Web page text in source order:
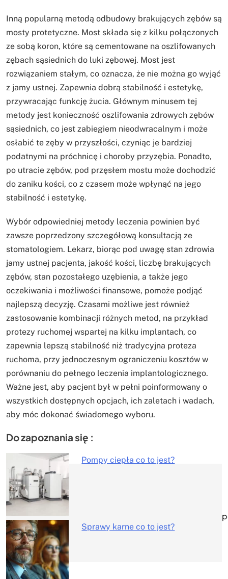
Inną popularną metodą odbudowy brakujących zębów są
mosty protetyczne. Most składa się z kilku połączonych
ze sobą koron, które są cementowane na oszlifowanych
zębach sąsiednich do luki zębowej. Most jest
rozwiązaniem stałym, co oznacza, że nie można go wyjąć
z jamy ustnej. Zapewnia dobrą stabilność i estetykę,
przywracając funkcję żucia. Głównym minusem tej
metody jest konieczność oszlifowania zdrowych zębów
sąsiednich, co jest zabiegiem nieodwracalnym i może
osłabić te zęby w przyszłości, czyniąc je bardziej
podatnymi na próchnicę i choroby przyzębia. Ponadto,
po utracie zębów, pod przęsłem mostu może dochodzić
do zaniku kości, co z czasem może wpłynąć na jego
stabilność i estetykę.
Wybór odpowiedniej metody leczenia powinien być
zawsze poprzedzony szczegółową konsultacją ze
stomatologiem. Lekarz, biorąc pod uwagę stan zdrowia
jamy ustnej pacjenta, jakość kości, liczbę brakujących
zębów, stan pozostałego uzębienia, a także jego
oczekiwania i możliwości finansowe, pomoże podjąć
najlepszą decyzję. Czasami możliwe jest również
zastosowanie kombinacji różnych metod, na przykład
protezy ruchomej wspartej na kilku implantach, co
zapewnia lepszą stabilność niż tradycyjna proteza
ruchoma, przy jednoczesnym ograniczeniu kosztów w
porównaniu do pełnego leczenia implantologicznego.
Ważne jest, aby pacjent był w pełni poinformowany o
wszystkich dostępnych opcjach, ich zaletach i wadach,
aby móc dokonać świadomego wyboru.
Do zapoznania się :
Pompy ciepła co to jest?
Sprawy karne co to jest?
Nawigacja
wpisu